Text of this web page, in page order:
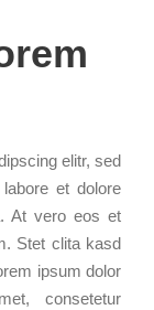
elitr, sed
et dolore
At vero eos et
Stet clita kasd
ipsum dolor
consetetur